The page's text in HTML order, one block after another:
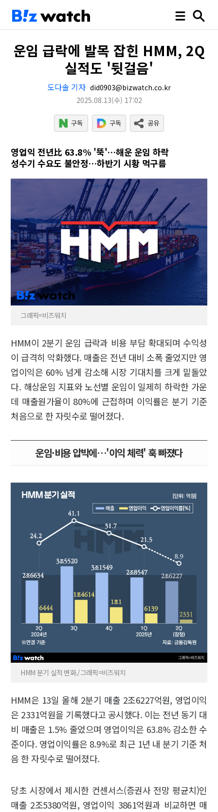
운임 급락에 발목 잡힌 HMM, 2Q
실적도 '뒷걸음'
도다솔 기자 did0903@bizwatch.co.kr
2025.08.13(수) 17:02
영업익 전년比 63.8% '뚝'…해운 운임 하락
성수기 수요도 불안정…하반기 시황 먹구름
그래픽=비즈워치
HMM이 2분기 운임 급락과 비용 부담 확대되며 수익성
이 급격히 악화했다. 매출은 전년 대비 소폭 줄었지만 영
업이익은 60% 넘게 감소해 시장 기대치를 크게 밑돌았
다. 해상운임 지표와 노선별 운임이 일제히 하락한 가운
데 매출원가율이 80%에 근접하며 이익률은 분기 기준
처음으로 한 자릿수로 떨어졌다.
운임·비용 압박에…'이익 체력' 훅 빠졌다
HMM 분기 실적 변화./그래픽=비즈워치
HMM은 13일 올해 2분기 매출 2조6227억원, 영업이익
은 2331억원을 기록했다고 공시했다. 이는 전년 동기 대
비 매출은 1.5% 줄었으며 영업이익은 63.8% 감소한 수
준이다. 영업이익률은 8.9%로 최근 1년 내 분기 기준 처
음 한 자릿수로 떨어졌다.
당초 시장에서 제시한 컨센서스(증권사 전망 평균치)인
매출 2조5380억원, 영업이익 3861억원과 비교하면 매